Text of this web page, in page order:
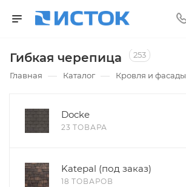
Гибкая черепица 253
Главная — Каталог — Кровля и фасады
Docke
23 ТОВАРА
Katepal (под заказ)
18 ТОВАРОВ